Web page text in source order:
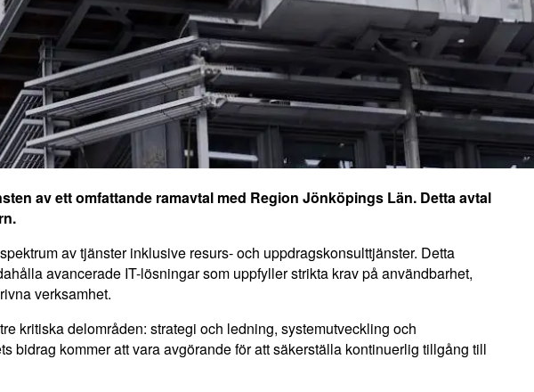
av ett omfattande ramavtal med Region Jönköpings Län. Detta avtal
av tjänster inklusive resurs- och uppdragskonsulttjänster. Detta
avancerade IT-lösningar som uppfyller strikta krav på användbarhet,
verksamhet.
kritiska delområden: strategi och ledning, systemutveckling och
bidrag kommer att vara avgörande för att säkerställa kontinuerlig tillgång till